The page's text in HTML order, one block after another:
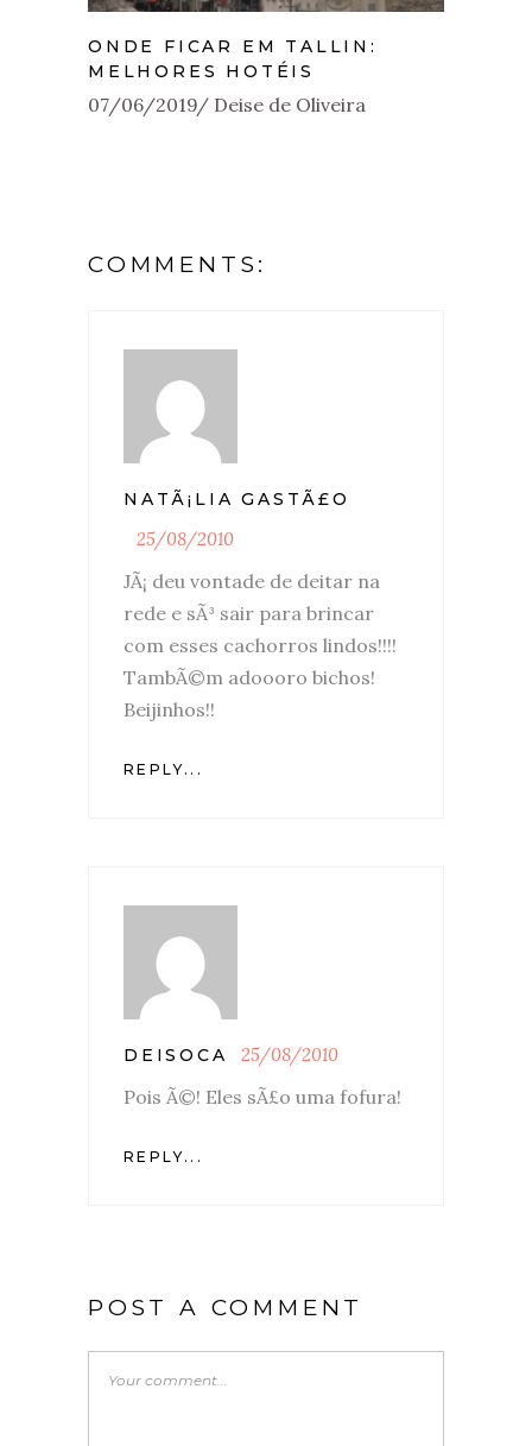
ONDE FICAR EM TALLIN:
MELHORES HOTÉIS
07/06/2019 Deise de Oliveira
COMMENTS:
NATÃ¡LIA GASTÃ£O
25/08/2010
JÃ¡ deu vontade de deitar na
rede e sÃ³ sair para brincar
com esses cachorros lindos!!!!
TambÃ©m adoooro bichos!
Beijinhos!!
REPLY...
DEISOCA 25/08/2010
Pois Ã©! Eles sÃ£o uma fofura!
REPLY...
POST A COMMENT